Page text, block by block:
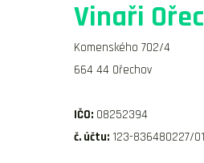
Vinaři
Komenského 702/4
664 44 Ořechov
IČO: 08252394
č. účtu: 123-836480227/